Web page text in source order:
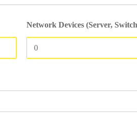
Network Devices (Server,